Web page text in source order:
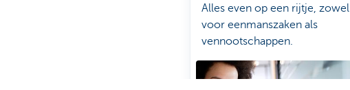
Alles even op een rijtje, zowel
voor eenmanszaken als
vennootschappen.